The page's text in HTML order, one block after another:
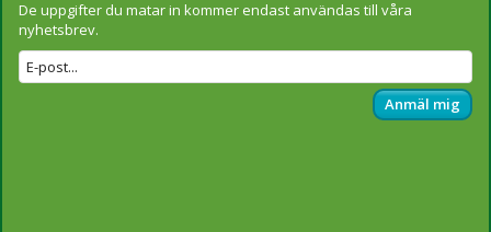
De uppgifter du matar in kommer endast användas till våra
nyhetsbrev.
Anmäl mig